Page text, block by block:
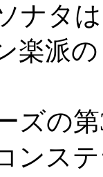
ナタ
楽派
ズの
ンス